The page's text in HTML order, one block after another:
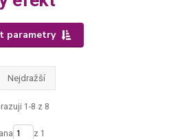
parametry
Nejdražší
1-8 z 8
z 1